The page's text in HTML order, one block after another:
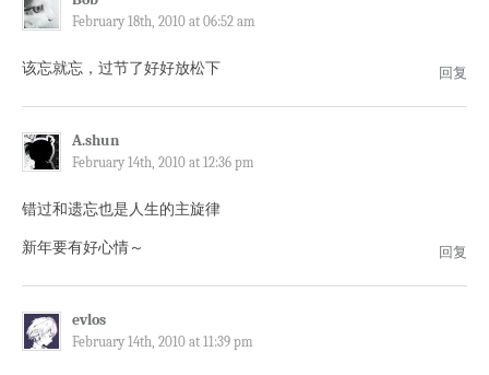
February 18th, 2010 at 06:52 am
该忘就忘，过节了好好放松下 回复
A.shun
February 14th, 2010 at 12:36 pm
错过和遗忘也是人生的主旋律
新年要有好心情～ 回复
evlos
February 14th, 2010 at 11:39 pm